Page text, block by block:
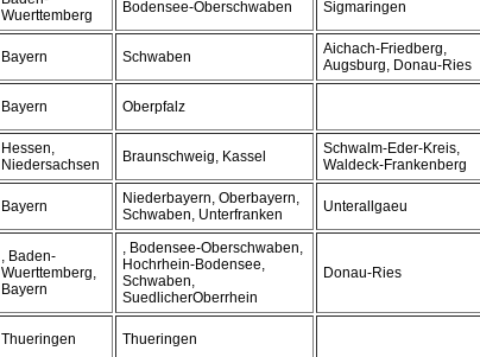
Wuerttemberg
Bodensee-Oberschwaben Sigmaringen
Bayern Schwaben
Aichach-Friedberg,
Augsburg, Donau-Ries
Bayern Oberpfalz
Hessen,
Niedersachsen
Braunschweig, Kassel
Schwalm-Eder-Kreis,
Waldeck-Frankenberg
Bayern
Niederbayern, Oberbayern,
Schwaben, Unterfranken
Unterallgaeu
, Baden-
Wuerttemberg,
Bayern
, Bodensee-Oberschwaben,
Hochrhein-Bodensee,
Schwaben,
SuedlicherOberrhein
Donau-Ries
Thueringen Thueringen